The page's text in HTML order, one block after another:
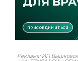
Реклама: ИП